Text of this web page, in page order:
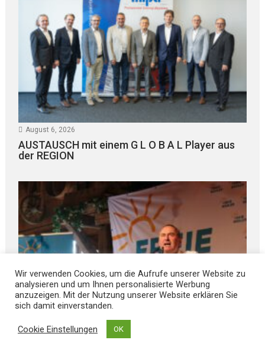
August 6, 2026
AUSTAUSCH mit einem G L O B A L Player aus
der REGION
Wir verwenden Cookies, um die Aufrufe unserer Website zu
analysieren und um Ihnen personalisierte Werbung
anzuzeigen. Mit der Nutzung unserer Website erklären Sie
sich damit einverstanden.
Cookie Einstellungen OK